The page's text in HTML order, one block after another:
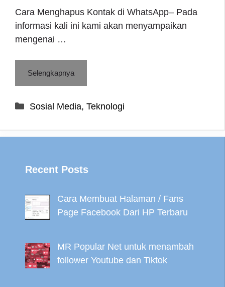
Cara Menghapus Kontak di WhatsApp– Pada
informasi kali ini kami akan menyampaikan
mengenai …
Selengkapnya
Categories
Sosial Media, Teknologi
Recent Posts
Cara Membuat Halaman / Fans
Page Facebook Dari HP Terbaru
MR Popular Net untuk menambah
follower Youtube dan Tiktok